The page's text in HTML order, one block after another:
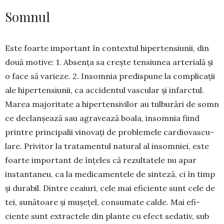
Somnul
Este foarte important în con­textul hiperten­siunii, din
două motive: 1. Absența sa creș­te ten­siunea arterială și
o face să varieze. 2. Insomnia predis­pu­ne la complicații
ale hiperten­siunii, ca accidentul vas­cular și infarctul.
Marea majoritate a hipertensivilor au tulburări de somn
ce declan­șează sau agravează boala, insomnia fiind
printre principalii vinovați de problemele cardiovascu­
lare. Privitor la trata­mentul natural al insomniei, este
foar­te important de înțeles că rezul­tatele nu apar
instantaneu, ca la me­dica­mentele de sinteză, ci în timp
și du­rabil. Dintre ceaiuri, cele mai efi­ciente sunt cele de
tei, sunătoare și mușețel, consumate calde. Mai efi­
ciente sunt extractele din plante cu efect sedativ, sub